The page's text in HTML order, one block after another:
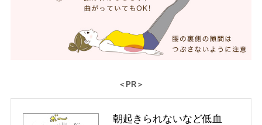
＜PR＞
朝起きられないなど低血